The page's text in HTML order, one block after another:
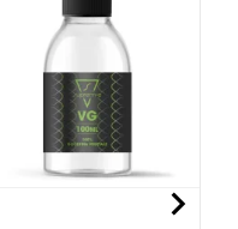
